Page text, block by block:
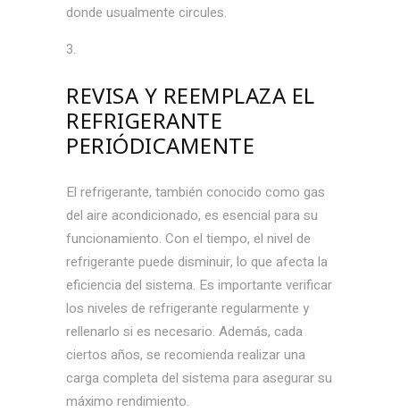
donde usualmente circules.
REVISA Y REEMPLAZA EL
REFRIGERANTE
PERIÓDICAMENTE
El refrigerante, también conocido como gas
del aire acondicionado, es esencial para su
funcionamiento. Con el tiempo, el nivel de
refrigerante puede disminuir, lo que afecta la
eficiencia del sistema. Es importante verificar
los niveles de refrigerante regularmente y
rellenarlo si es necesario. Además, cada
ciertos años, se recomienda realizar una
carga completa del sistema para asegurar su
máximo rendimiento.